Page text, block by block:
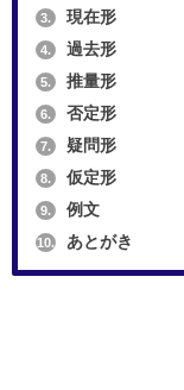
3. 現在形
4. 過去形
5. 推量形
6. 否定形
7. 疑問形
8. 仮定形
9. 例文
10. あとがき